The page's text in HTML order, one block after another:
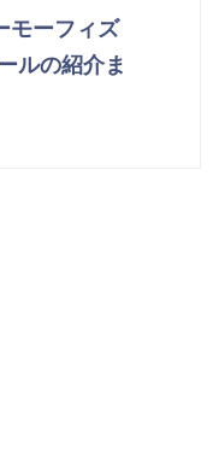
モーフィズ
ルの紹介ま